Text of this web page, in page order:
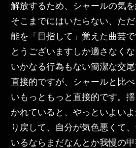
解放するため、シャールの気を
そこまでにはいたらない、た
能を「目指して」覚えた曲芸
とうございますしか適さなく
いかなる行為もない簡潔な交
直接的ですが、シャールと比
いもっともっと直接的です。
かれていると、やっといよい
り戻して、自分が気色悪くて
いるならまだなんとか我慢の